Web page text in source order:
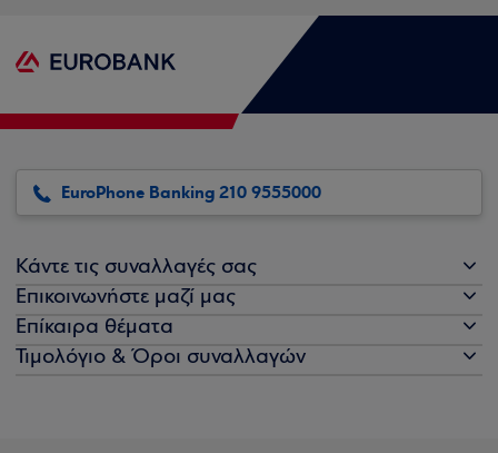
EuroPhone Banking 210 9555000
Κάντε τις συναλλαγές σας
Επικοινωνήστε μαζί μας
Επίκαιρα θέματα
Τιμολόγιο & Όροι συναλλαγών